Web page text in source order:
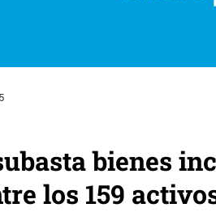
bienes
los 159